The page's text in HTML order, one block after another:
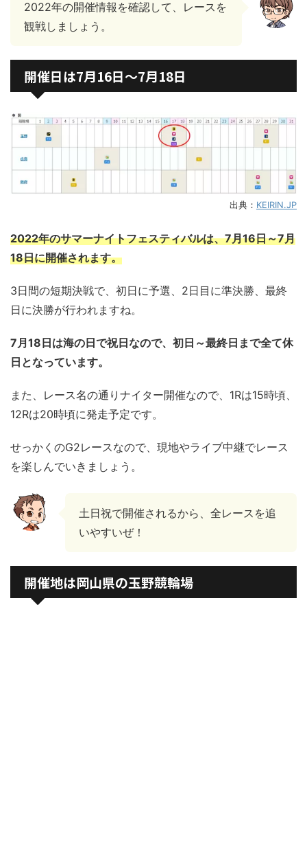
2022年の開催情報を確認して、レースを
観戦しましょう。
開催日は7月16日～7月18日
出典： KEIRIN.JP
2022年のサマーナイトフェスティバルは、7月16日～7月
18日に開催されます。
3日間の短期決戦で、初日に予選、2日目に準決勝、最終
日に決勝が行われますね。
7月18日は海の日で祝日なので、初日～最終日まで全て休
日となっています。
また、レース名の通りナイター開催なので、1Rは15時頃、
12Rは20時頃に発走予定です。
せっかくのG2レースなので、現地やライブ中継でレース
を楽しんでいきましょう。
土日祝で開催されるから、全レースを追
いやすいぜ！
開催地は岡山県の玉野競輪場